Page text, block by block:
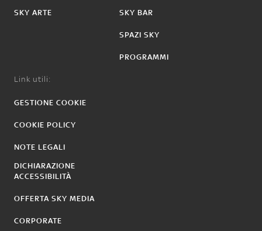
SKY ARTE SKY BAR
SPAZI SKY
PROGRAMMI
Link utili:
GESTIONE COOKIE
COOKIE POLICY
NOTE LEGALI
DICHIARAZIONE
ACCESSIBILITÀ
OFFERTA SKY MEDIA
CORPORATE